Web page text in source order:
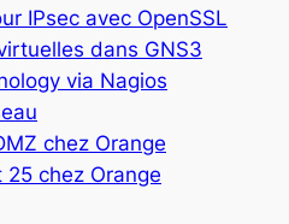
IPsec avec OpenSSL
dans GNS3
via Nagios
chez Orange
chez Orange